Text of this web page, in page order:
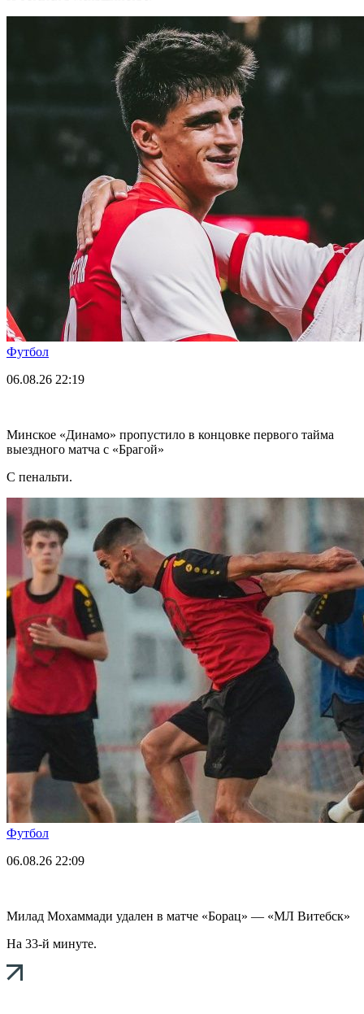
Футбол
06.08.26 22:19
Минское «Динамо» пропустило в концовке первого тайма
выездного матча с «Брагой»
С пенальти.
Футбол
06.08.26 22:09
Милад Мохаммади удален в матче «Борац» — «МЛ Витебск»
На 33-й минуте.